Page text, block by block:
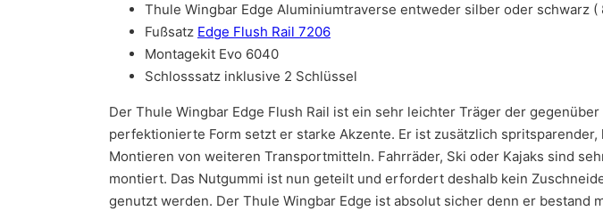
Thule Wingbar Edge Aluminiumtraverse entweder silber oder schwarz (
Fußsatz Edge Flush Rail 7206
Montagekit Evo 6040
Schlosssatz inklusive 2 Schlüssel
Der Thule Wingbar Edge Flush Rail ist ein sehr leichter Träger der
perfektionierte Form setzt er starke Akzente. Er ist zusätzlich
Montieren von weiteren Transportmitteln. Fahrräder, Ski oder Kajaks sind
montiert. Das Nutgummi ist nun geteilt und erfordert deshalb kein
genutzt werden. Der Thule Wingbar Edge ist absolut sicher denn er bestand